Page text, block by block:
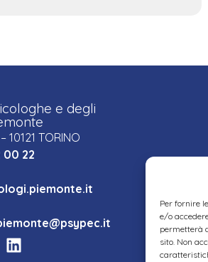
Per fornire
e/o
permetterà
sito. Non
e degli
10121 TORINO
00 22